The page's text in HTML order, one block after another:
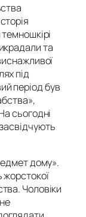
та
під
період був
сьогодні
дому».
жорстокої
Чоловіки